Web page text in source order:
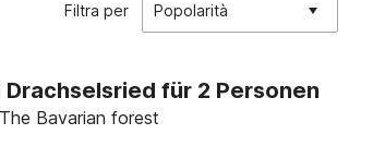
Filtra per Popolarità
für 2 Personen
Bavarian forest